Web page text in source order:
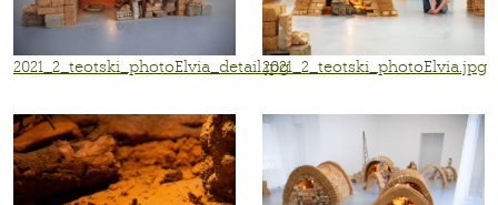
2021_2_teotski_photoElvia_detail.jpg2021_2_teotski_photoElvia.jpg